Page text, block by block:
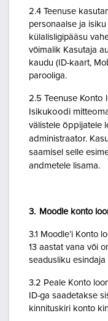
2.4 Teenuse
personaalse ja
külalisligipääsu
võimalik Kasutaja
kaudu (ID-kaart,
parooliga.
2.5 Teenuse Konto
Isikukoodi
välistele õppijatele
administraator.
saamisel selle
andmetele lisama.
3. Moodle konto
3.1 Moodle’i Konto
13 aastat vana või
seadusliku esindaja
3.2 Peale Konto
ID-ga saadetakse
kinnituskiri konto